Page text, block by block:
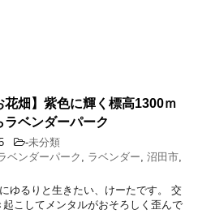
花畑】紫色に輝く標高1300ｍ
ラベンダーパーク
-未分類
ベンダーパーク
ラベンダー 沼田市
ゆるりと生きたい、けーたです。 交
起こしてメンタルがおそろしく歪んで